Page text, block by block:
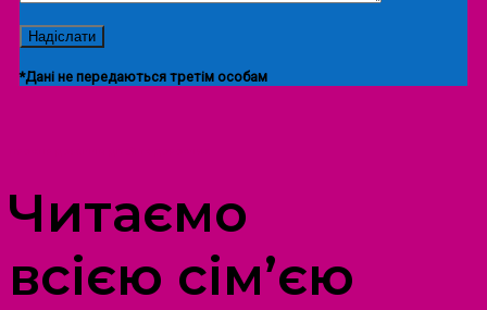
*Дані не передаються третім особам
Читаємо
всією сім’єю